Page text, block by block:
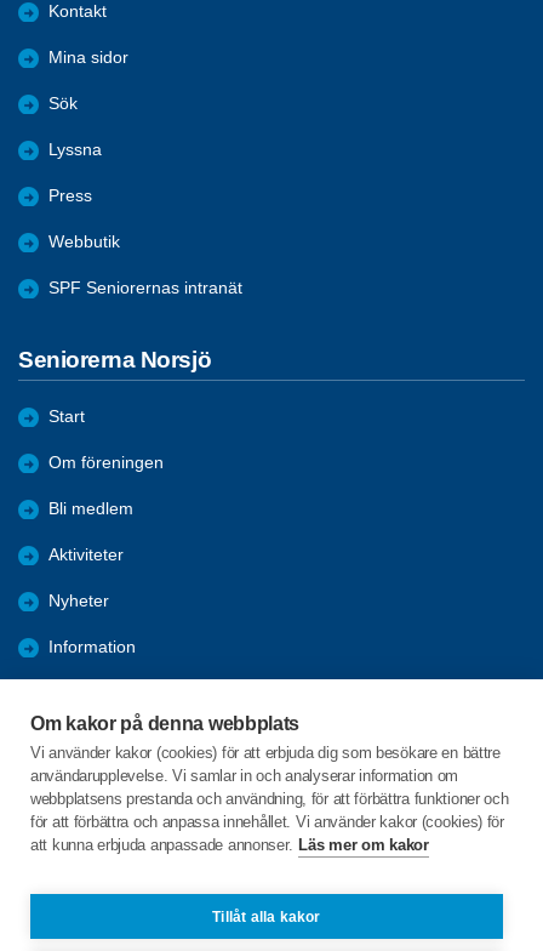
Om kakor på denna webbplats
Vi använder kakor (cookies) för att erbjuda dig som besökare en bättre
användarupplevelse. Vi samlar in och analyserar information om
webbplatsens prestanda och användning, för att förbättra funktioner och
för att förbättra och anpassa innehållet. Vi använder kakor (cookies) för
att kunna erbjuda anpassade annonser. Läs mer om kakor
Tillåt alla kakor
Kontakt
Mina sidor
Sök
Lyssna
Press
Webbutik
SPF Seniorernas intranät
Seniorerna Norsjö
Start
Om föreningen
Bli medlem
Aktiviteter
Nyheter
Information
Bilder och reportage
C/o:Arianne Buhr